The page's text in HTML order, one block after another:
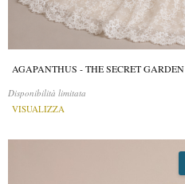
AGAPANTHUS - THE SECRET GARDEN
Disponibilità limitata
VISUALIZZA